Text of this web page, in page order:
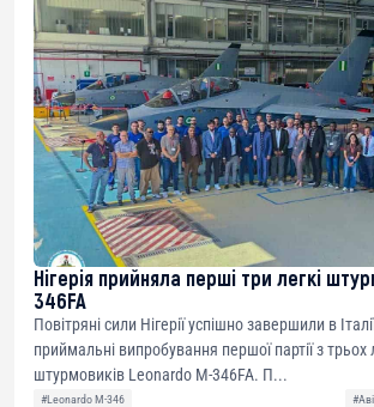
Нігерія прийняла перші три легкі
346FA
Повітряні сили Нігерії успішно завершили в
приймальні випробування першої партії з трьох
штурмовиків Leonardo M-346FA. П...
#Leonardo M-346